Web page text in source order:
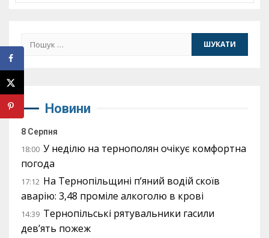
Пошук:
Новини
8 Серпня
18:00 У неділю на тернополян очікує комфортна
погода
17:12 На Тернопільщині п’яний водій скоїв
аварію: 3,48 проміле алкоголю в крові
14:39 Тернопільські рятувальники гасили
дев’ять пожеж